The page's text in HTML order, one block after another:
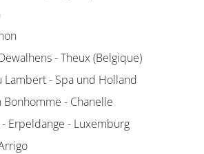
- Theux (Belgique)
Lambert - Spa und Holland
Bonhomme - Chanelle
Erpeldange - Luxemburg